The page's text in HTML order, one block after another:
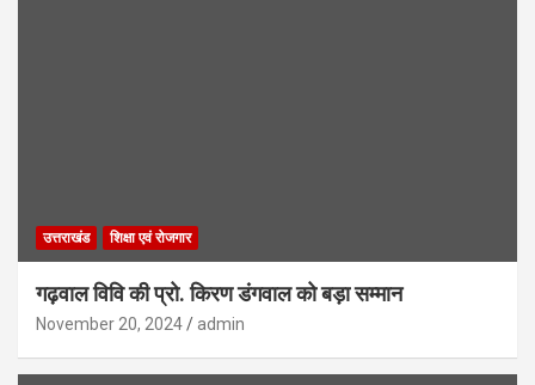
उत्तराखंड शिक्षा एवं रोजगार
गढ़वाल विवि की प्रो. किरण डंगवाल को बड़ा सम्मान
November 20, 2024 admin